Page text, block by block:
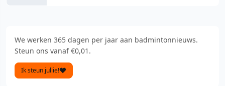
We werken 365 dagen per jaar aan badmintonnieuws.
Steun ons vanaf €0,01.
Ik steun jullie!